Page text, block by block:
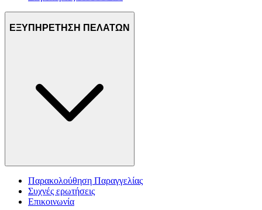
ΕΞΥΠΗΡΕΤΗΣΗ ΠΕΛΑΤΩΝ
Παρακολούθηση Παραγγελίας
Συχνές ερωτήσεις
Επικοινωνία